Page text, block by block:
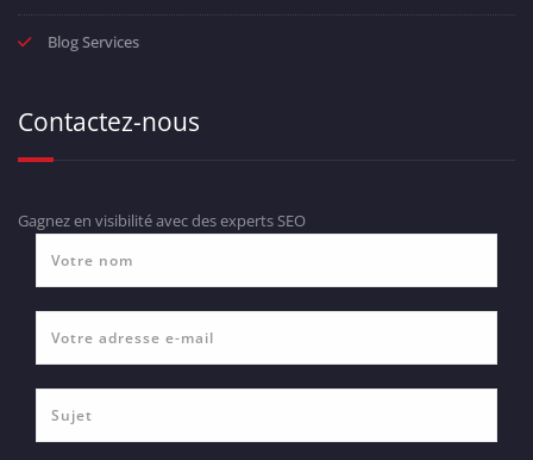
Blog Services
Contactez-nous
Gagnez en visibilité avec des experts SEO